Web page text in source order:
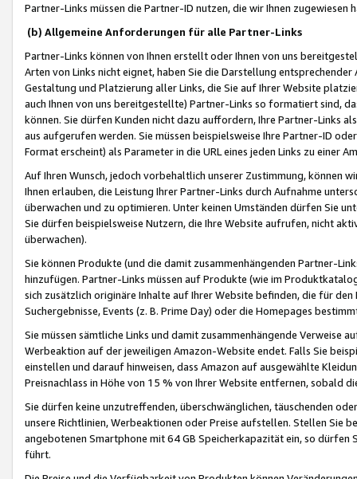
Partner-Links müssen die Partner-ID nutzen, die wir Ihnen zugewiesen
(b) Allgemeine Anforderungen für alle Partner-Links
Partner-Links können von Ihnen erstellt oder Ihnen von uns
Arten von Links nicht eignet, haben Sie die Darstellung
Gestaltung und Platzierung aller Links, die Sie auf Ihrer Website
auch Ihnen von uns bereitgestellte) Partner-Links so formatiert sind,
können. Sie dürfen Kunden nicht dazu auffordern, Ihre Partner-Links
aus aufgerufen werden. Sie müssen beispielsweise Ihre Partner-ID
Format erscheint) als Parameter in die URL eines jeden Links zu einer
Auf Ihren Wunsch, jedoch vorbehaltlich unserer Zustimmung, können
Ihnen erlauben, die Leistung Ihrer Partner-Links durch Aufnahme
überwachen und zu optimieren. Unter keinen Umständen dürfen Sie
Sie dürfen beispielsweise Nutzern, die Ihre Website aufrufen, nicht
überwachen).
Sie können Produkte (und die damit zusammenhängenden Partner-
hinzufügen. Partner-Links müssen auf Produkte (wie im
sich zusätzlich originäre Inhalte auf Ihrer Website befinden, die für
Suchergebnisse, Events (z. B. Prime Day) oder die Homepages
Sie müssen sämtliche Links und damit zusammenhängende
Werbeaktion auf der jeweiligen Amazon-Website endet. Falls Sie
einstellen und darauf hinweisen, dass Amazon auf ausgewählte
Preisnachlass in Höhe von 15 % von Ihrer Website entfernen, sobald
Sie dürfen keine unzutreffenden, überschwänglichen, täuschenden
unsere Richtlinien, Werbeaktionen oder Preise aufstellen. Stellen Sie
angebotenen Smartphone mit 64 GB Speicherkapazität ein, so dürfen
führt.